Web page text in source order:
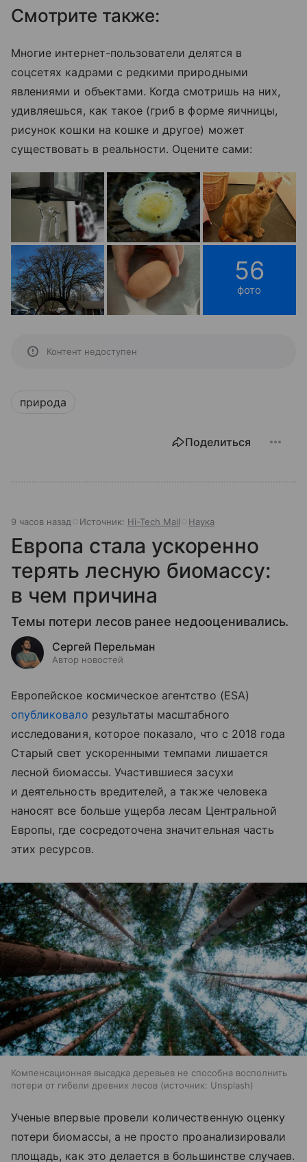
Смотрите также:
Многие интернет-пользователи делятся в
соцсетях кадрами с редкими природными
явлениями и объектами. Когда смотришь на них,
удивляешься, как такое (гриб в форме яичницы,
рисунок кошки на кошке и другое) может
существовать в реальности. Оцените сами:
56
фото
Контент недоступен
природа
Поделиться
9 часов назад Источник: Hi-Tech Mail Наука
Европа стала ускоренно
терять лесную биомассу:
в чем причина
Темы потери лесов ранее недооценивались.
Сергей Перельман
Автор новостей
Европейское космическое агентство (ESA)
опубликовало результаты масштабного
исследования, которое показало, что с 2018 года
Старый свет ускоренными темпами лишается
лесной биомассы. Участившиеся засухи
и деятельность вредителей, а также человека
наносят все больше ущерба лесам Центральной
Европы, где сосредоточена значительная часть
этих ресурсов.
Компенсационная высадка деревьев не способна восполнить
потери от гибели древних лесов
источник: Unsplash
Ученые впервые провели количественную оценку
потери биомассы, а не просто проанализировали
площадь, как это делается в большинстве случаев.